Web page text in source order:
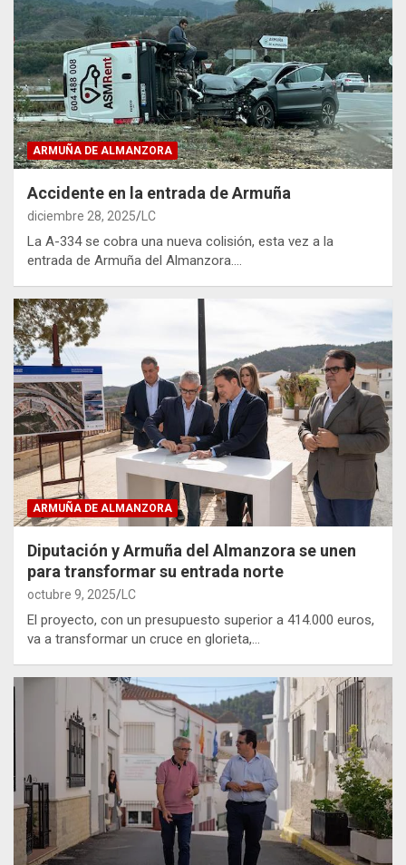
ARMUÑA DE ALMANZORA
Accidente en la entrada de Armuña
diciembre 28, 2025 LC
La A-334 se cobra una nueva colisión, esta vez a la
entrada de Armuña del Almanzora.…
ARMUÑA DE ALMANZORA
Diputación y Armuña del Almanzora se unen
para transformar su entrada norte
octubre 9, 2025 LC
El proyecto, con un presupuesto superior a 414.000 euros,
va a transformar un cruce en glorieta,…